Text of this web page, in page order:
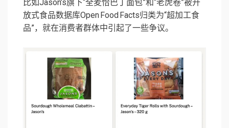
比如Jason’s旗下“全麦恰巴丁面包”和“老虎卷”被开
放式食品数据库Open Food Facts归类为“超加工食
品”，就在消费者群体中引起了一些争议。